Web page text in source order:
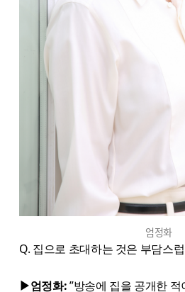
엄정화
Q. 집으로 초대하는 것은 부담스
▶엄정화:”방송에 집을 공개한